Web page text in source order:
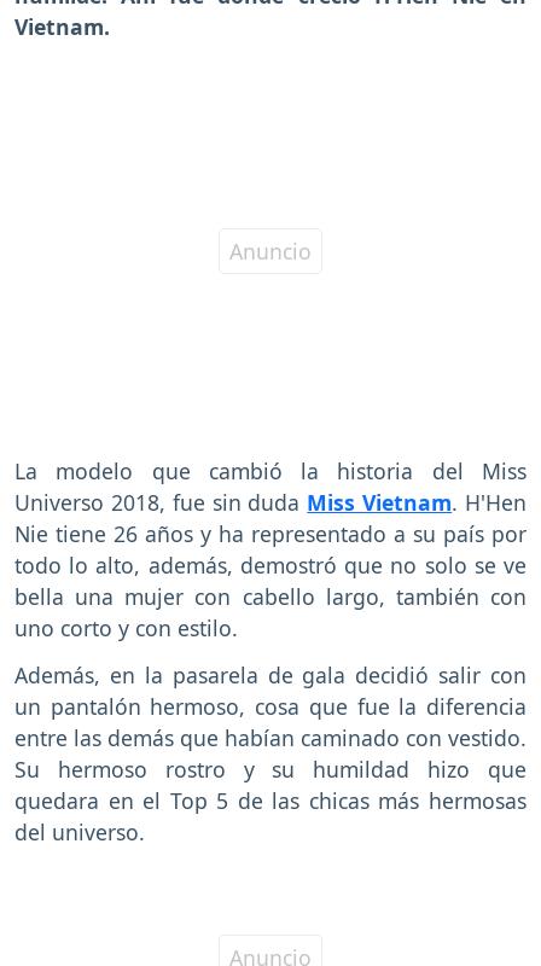
Vietnam.
La modelo que cambió la historia del Miss
Universo 2018, fue sin duda Miss Vietnam. H'Hen
Nie tiene 26 años y ha representado a su país por
todo lo alto, además, demostró que no solo se ve
bella una mujer con cabello largo, también con
uno corto y con estilo.
Además, en la pasarela de gala decidió salir con
un pantalón hermoso, cosa que fue la diferencia
entre las demás que habían caminado con vestido.
Su hermoso rostro y su humildad hizo que
quedara en el Top 5 de las chicas más hermosas
del universo.